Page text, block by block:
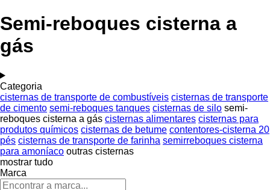
Semi-reboques cisterna a
gás
Categoria
cisternas de transporte de combustíveis cisternas de transporte
de cimento semi-reboques tanques cisternas de silo semi-
reboques cisterna a gás cisternas alimentares cisternas para
produtos químicos cisternas de betume contentores-cisterna 20
pés cisternas de transporte de farinha semirreboques cisterna
para amoníaco outras cisternas
mostrar tudo
Marca